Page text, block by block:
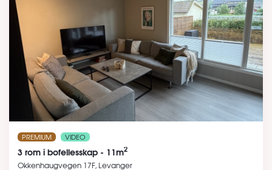
PREMIUM VIDEO
3 rom i bofellesskap - 11m2
Okkenhaugvegen 17F, Levanger